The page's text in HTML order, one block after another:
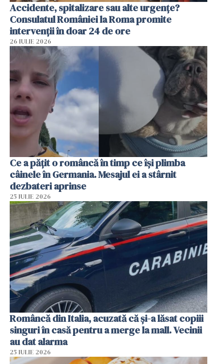
Accidente, spitalizare sau alte urgențe?
Consulatul României la Roma promite
intervenții în doar 24 de ore
26 IULIE 2026
Ce a pățit o româncă în timp ce își plimba
câinele în Germania. Mesajul ei a stârnit
dezbateri aprinse
25 IULIE 2026
Româncă din Italia, acuzată că și-a lăsat copiii
singuri în casă pentru a merge la mall. Vecinii
au dat alarma
25 IULIE 2026